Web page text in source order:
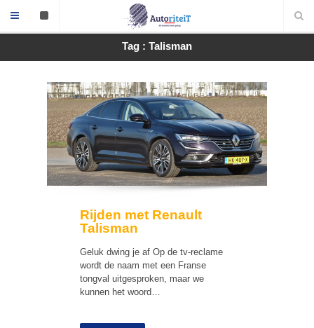
Tag : Talisman
Rijden met Renault
Talisman
Geluk dwing je af Op de tv-reclame
wordt de naam met een Franse
tongval uitgesproken, maar we
kunnen het woord…